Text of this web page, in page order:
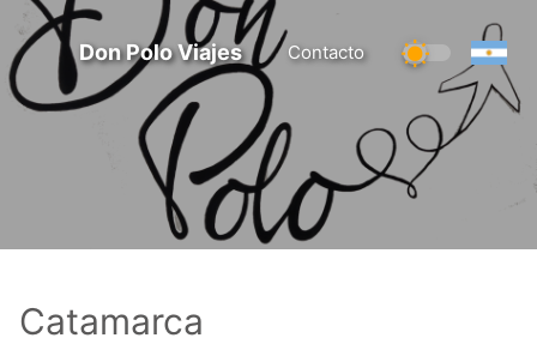
Don Polo Viajes Contacto
Catamarca